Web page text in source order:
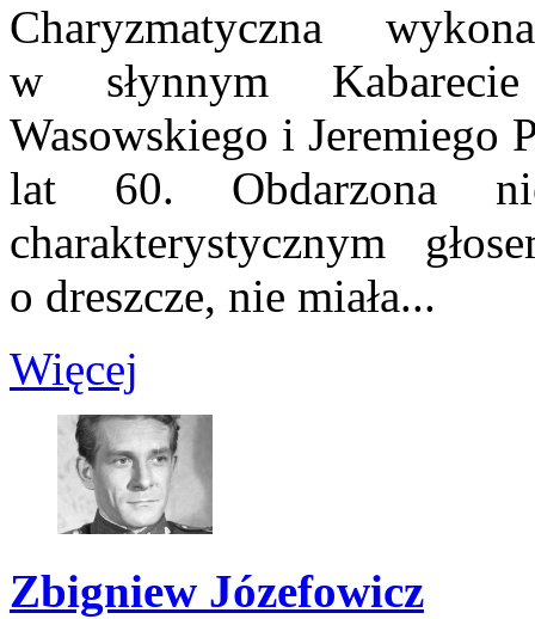
Charyzmatyczna
w słynnym
Wasowskiego i Jeremiego
lat 60. Obdarzona
charakterystycznym
o dreszcze, nie miała...
Więcej
Zbigniew Józefowicz